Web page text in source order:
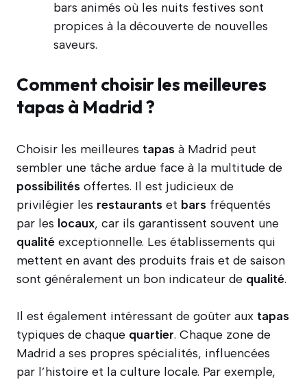
bars animés où les nuits festives sont
propices à la découverte de nouvelles
saveurs.
Comment choisir les meilleures
tapas à Madrid ?
Choisir les meilleures tapas à Madrid peut
sembler une tâche ardue face à la multitude de
possibilités offertes. Il est judicieux de
privilégier les restaurants et bars fréquentés
par les locaux, car ils garantissent souvent une
qualité exceptionnelle. Les établissements qui
mettent en avant des produits frais et de saison
sont généralement un bon indicateur de qualité.
Il est également intéressant de goûter aux tapas
typiques de chaque quartier. Chaque zone de
Madrid a ses propres spécialités, influencées
par l’histoire et la culture locale. Par exemple,